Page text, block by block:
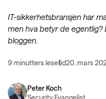
IT-sikkerhetsbransjen har
men hva betyr de egentlig?
bloggen.
9 minutters lesetid20. mars
Peter Koch
Security Evangelist